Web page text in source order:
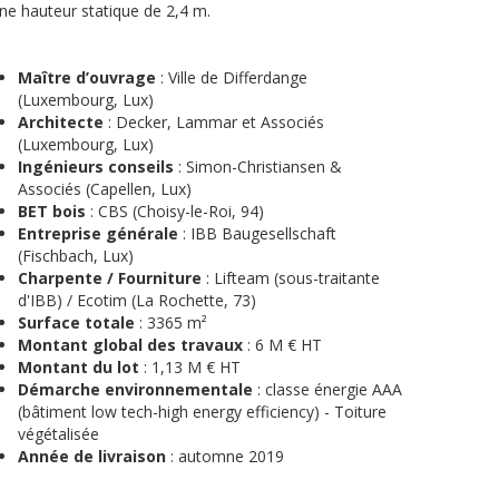
hauteur statique de 2,4 m.
Maître d’ouvrage : Ville de Differdange
(Luxembourg, Lux)
Architecte : Decker, Lammar et Associés
(Luxembourg, Lux)
Ingénieurs conseils : Simon-Christiansen &
Associés (Capellen, Lux)
BET bois : CBS (Choisy-le-Roi, 94)
Entreprise générale : IBB Baugesellschaft
(Fischbach, Lux)
Charpente / Fourniture : Lifteam (sous-traitante
d'IBB) / Ecotim (La Rochette, 73)
Surface totale : 3365 m²
Montant global des travaux : 6 M € HT
Montant du lot : 1,13 M € HT
Démarche environnementale : classe énergie AAA
(bâtiment low tech-high energy efficiency) - Toiture
végétalisée
Année de livraison : automne 2019